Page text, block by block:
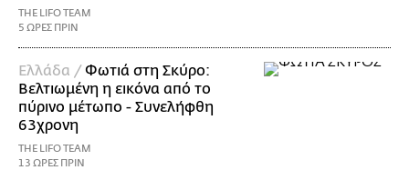
THE LIFO TEAM
5 ΩΡΕΣ ΠΡΙΝ
Ελλάδα / Φωτιά στη Σκύρο:
Βελτιωμένη η εικόνα από το
πύρινο μέτωπο - Συνελήφθη
63χρονη
THE LIFO TEAM
13 ΩΡΕΣ ΠΡΙΝ